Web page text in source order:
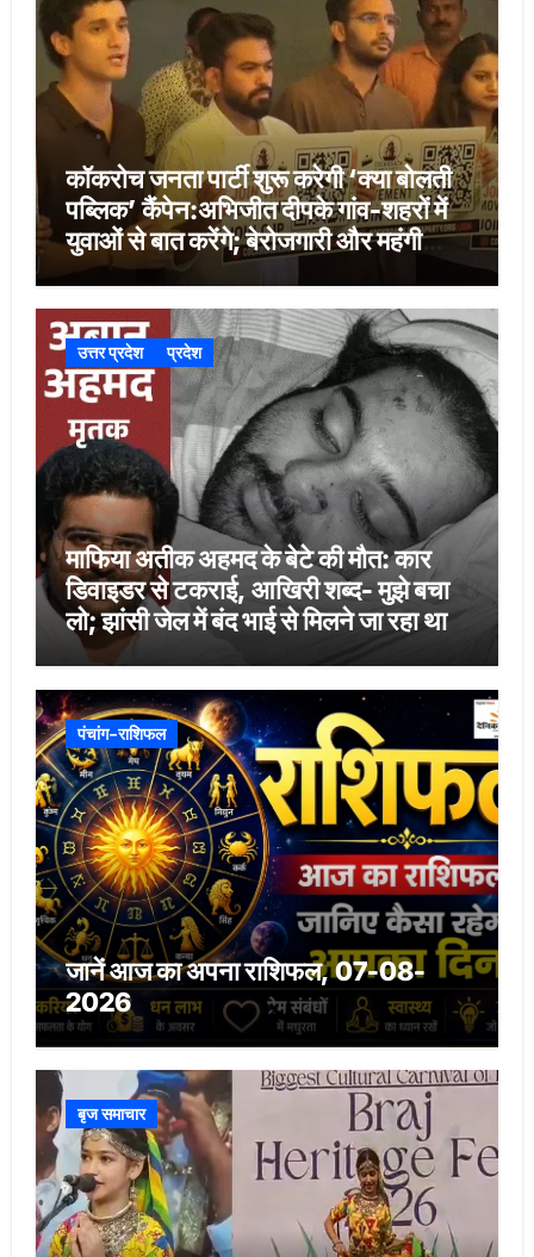
कॉकरोच जनता पार्टी शुरू करेगी ‘क्या बोलती
पब्लिक’ कैंपेन:अभिजीत दीपके गांव-शहरों में
युवाओं से बात करेंगे; बेरोजगारी और महंगी
शिक्षा होगी मुद्दा
उत्तर प्रदेश प्रदेश
माफिया अतीक अहमद के बेटे की मौत: कार
डिवाइडर से टकराई, आखिरी शब्द- मुझे बचा
लो; झांसी जेल में बंद भाई से मिलने जा रहा था
पंचांग-राशिफल
जानें आज का अपना राशिफल, 07-08-
2026
बृज समाचार